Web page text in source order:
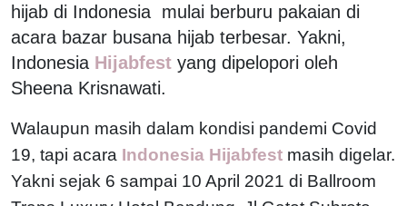
hijab di Indonesia mulai berburu pakaian di
acara bazar busana hijab terbesar. Yakni,
Indonesia Hijabfest yang dipelopori oleh
Sheena Krisnawati.
Walaupun masih dalam kondisi pandemi Covid
19, tapi acara Indonesia Hijabfest masih digelar.
Yakni sejak 6 sampai 10 April 2021 di Ballroom